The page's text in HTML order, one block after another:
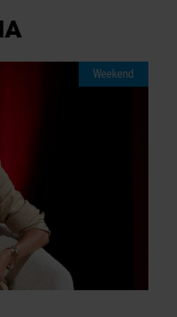
Weekend